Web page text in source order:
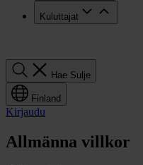
Kuluttajat
Hae Sulje
Finland
Kirjaudu
Allmänna villkor